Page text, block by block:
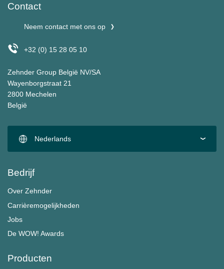
Contact
Neem contact met ons op
+32 (0) 15 28 05 10
Zehnder Group België NV/SA
Wayenborgstraat 21
2800 Mechelen
België
Nederlands
Bedrijf
Over Zehnder
Carrièremogelijkheden
Jobs
De WOW! Awards
Producten